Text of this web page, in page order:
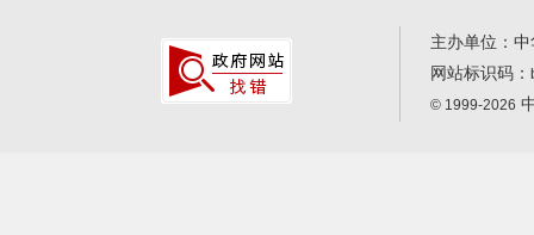
主办单位：
网站标识码：
© 1999-2026